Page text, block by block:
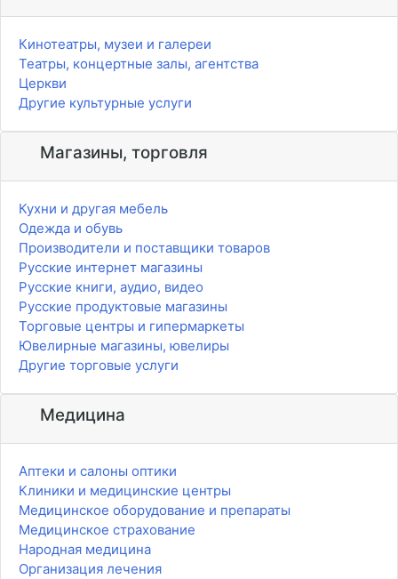
Кинотеатры, музеи и галереи
Театры, концертные залы, агентства
Церкви
Другие культурные услуги
Магазины, торговля
Кухни и другая мебель
Одежда и обувь
Производители и поставщики товаров
Русские интернет магазины
Русские книги, аудио, видео
Русские продуктовые магазины
Торговые центры и гипермаркеты
Ювелирные магазины, ювелиры
Другие торговые услуги
Медицина
Аптеки и салоны оптики
Клиники и медицинские центры
Медицинское оборудование и препараты
Медицинское страхование
Народная медицина
Организация лечения